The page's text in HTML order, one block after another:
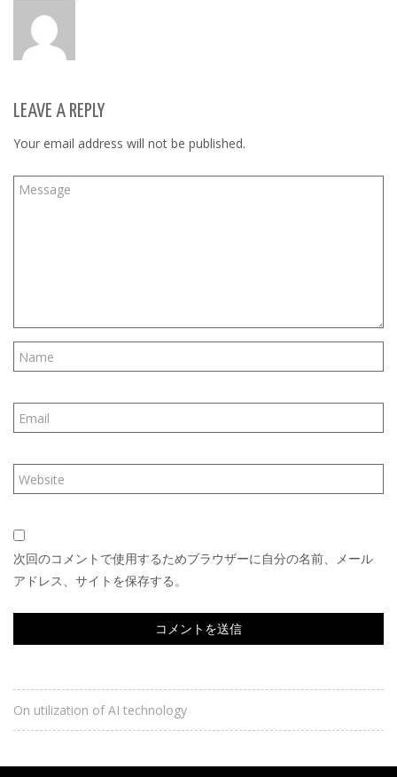
LEAVE A REPLY
Your email address will not be published.
次回のコメントで使用するためブラウザーに自分の名前、メール
アドレス、サイトを保存する。
On utilization of AI technology